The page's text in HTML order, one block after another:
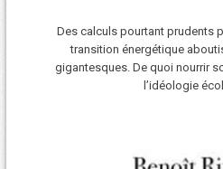
Des calculs pourtant prudents
transition énergétique
gigantesques. De quoi nourrir
l’idéologie